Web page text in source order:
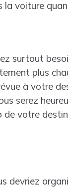
voiture
surtout
plus
à votre
serez
votre
devriez